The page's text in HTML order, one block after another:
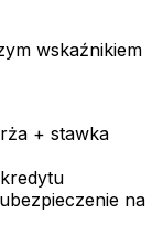
wskaźnikiem
+ stawka
na